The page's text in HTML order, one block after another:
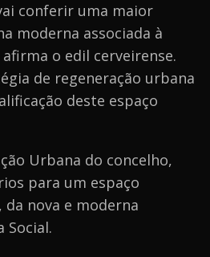
conferir uma maior
moderna associada à
o edil cerveirense.
de regeneração urbana
deste espaço
Urbana do concelho,
para um espaço
nova e moderna
Social.